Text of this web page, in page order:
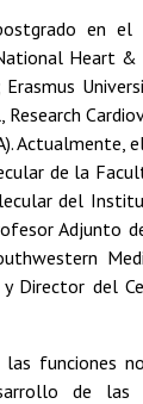
en el
Heart
Actualmente,
de la
del
Adjunto
Director del
funciones
de las